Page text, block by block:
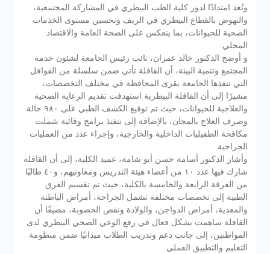
وتُعد امتدادًا لدور كلية الطب البيطري في المشاركة المجتمعية،
والنهوض بالقطاع البيطري في الريف وتحسين مستوى الخدمات
الصحية للحيوانات، بما ينعكس على الصحة العامة والاقتصاد
المحلي.
و أوضح الدكتور خالد عمران، نائب رئيس الجامعة لشئون خدمة
المجتمع وتنمية البيئة، أن القافلة تأتي ضمن سلسلة من القوافل
التي تنفذها الجامعة بقرى المحافظة في مختلف التخصصات،
مشيرًا إلى أن القافلة البيطرية استهدفت تقديم الرعاية الصحية
والعلاجية للحيوانات، حيث تم توقيع الكشف الطبي على ٩٨٠ حالة
وصرف العلاج بالمجان، بالإضافة إلى تنفيذ برامج وقائية شملت
مكافحة الطفيليات الداخلية والخارجية، وإجراء عدد من العمليات
الجراحية.
وأشار الدكتور أسامة حسن أبو شامة، عميد الكلية، إلى أن القافلة
شارك فيها عدد ١٠ من أعضاء هيئة التدريس ومعاونيهم، و٤٠ طالبًا
من الفرقة الرابعة والخامسة بالكلية، حيث تم تقسيم الفرق
الطبية إلى تخصصات مختلفة تشمل الجراحة، أمراض الباطنة
والمعدية، أمراض الدواجن، والولادة ونقص الخصوبة، مضيفًا أن
القافلة ساهمت بشكل فعال في رفع الوعي الصحي البيطري لدى
المواطنين، إلى جانب دعم وتدريب الطلاب ميدانيًا ضمن منظومة
التعليم والتطبيق العملي.